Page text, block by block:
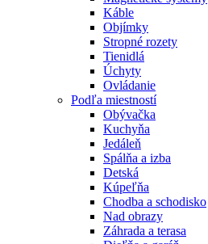
Káble
Objímky
Stropné rozety
Tienidlá
Úchyty
Ovládanie
Podľa miestností
Obývačka
Kuchyňa
Jedáleň
Spálňa a izba
Detská
Kúpeľňa
Chodba a schodisko
Nad obrazy
Záhrada a terasa